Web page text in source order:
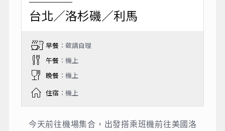
台北／洛杉磯／利馬
早餐：敬請自理
午餐：機上
晚餐：機上
住宿 ：機上
今天前往機場集合，出發搭乘班機前往美國洛